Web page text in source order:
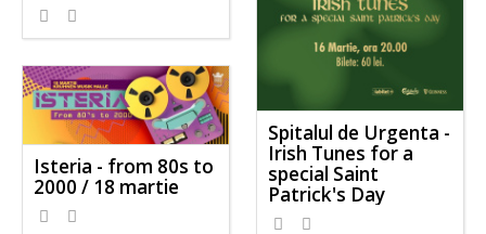
Spitalul de Urgenta -
Irish Tunes for a
special Saint
Patrick's Day
Isteria - from 80s to
2000 / 18 martie